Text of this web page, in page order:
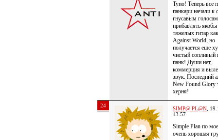
Тупо! Теперь все
панкари начали к
гнусавым голосам
прибавлять якобы
тяжелых гитар
Against World, но
получается еще
чистый сопливый
панк! Души нет,
коммерция и
звук. Последний
New Found Glory
херня!
24 SIMP@ PL@N ,
13:57
Simple Plan по
очень хорошая